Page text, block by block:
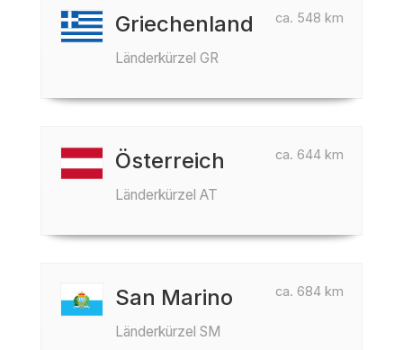
ca. 548 km
Griechenland
Länderkürzel GR
ca. 644 km
Österreich
Länderkürzel AT
ca. 684 km
San Marino
Länderkürzel SM